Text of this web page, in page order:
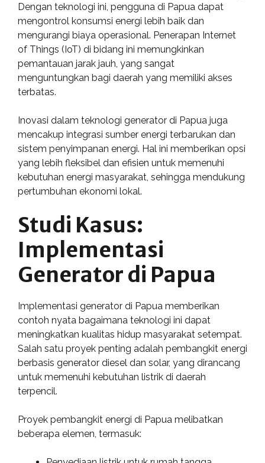
Dengan teknologi ini, pengguna di Papua dapat
mengontrol konsumsi energi lebih baik dan
mengurangi biaya operasional. Penerapan Internet
of Things (IoT) di bidang ini memungkinkan
pemantauan jarak jauh, yang sangat
menguntungkan bagi daerah yang memiliki akses
terbatas.
Inovasi dalam teknologi generator di Papua juga
mencakup integrasi sumber energi terbarukan dan
sistem penyimpanan energi. Hal ini memberikan opsi
yang lebih fleksibel dan efisien untuk memenuhi
kebutuhan energi masyarakat, sehingga mendukung
pertumbuhan ekonomi lokal.
Studi Kasus:
Implementasi
Generator di Papua
Implementasi generator di Papua memberikan
contoh nyata bagaimana teknologi ini dapat
meningkatkan kualitas hidup masyarakat setempat.
Salah satu proyek penting adalah pembangkit energi
berbasis generator diesel dan solar, yang dirancang
untuk memenuhi kebutuhan listrik di daerah
terpencil.
Proyek pembangkit energi di Papua melibatkan
beberapa elemen, termasuk: